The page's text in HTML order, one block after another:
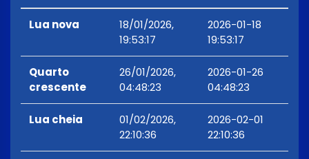
Lua nova
18/01/2026,
19:53:17
2026-01-18
19:53:17
Quarto
crescente
26/01/2026,
04:48:23
2026-01-26
04:48:23
Lua cheia
01/02/2026,
22:10:36
2026-02-01
22:10:36